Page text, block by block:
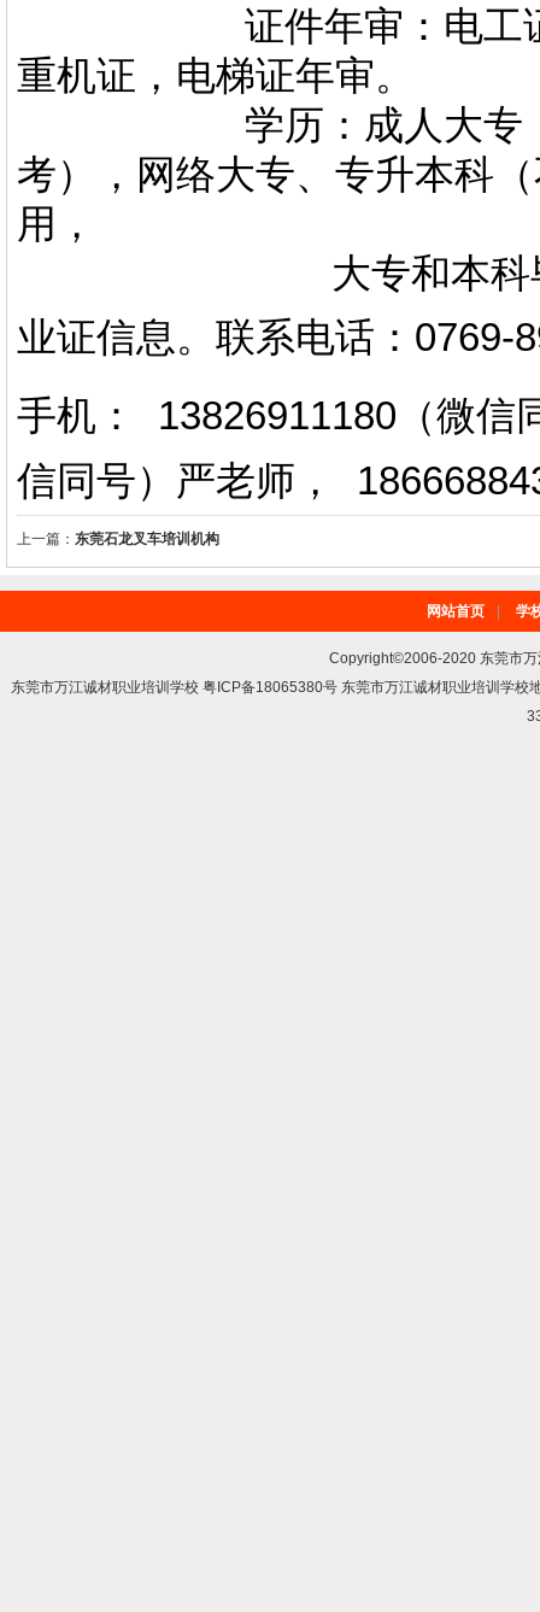
证件年审：电工证，
重机证，电梯证年审。
学历：成人大专，专
考），网络大专、专升本科
用，
大专和本科毕业证
业证信息。 联系电话 ： 0769-
手机： 13826911180（微信
信同号）严老师 ，
上一篇： 东莞石龙叉车培训机构
网站首页 学
Copyright©2006-2020 东莞市
东莞市万江诚材职业培训学校 粤ICP备18065380号 东莞市万江诚材职业培训学